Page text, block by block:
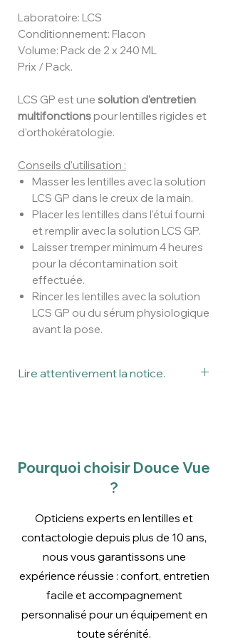
Laboratoire: LCS
Conditionnement: Flacon
Volume: Pack de 2 x 240 ML
Prix / Pack.
LCS GP est une solution d'entretien
multifonctions pour lentilles rigides et
d'orthokératologie.
Conseils d'utilisation :
Masser les lentilles avec la solution
LCS GP dans le creux de la main.
Placer les lentilles dans l'étui fourni
et remplir avec la solution LCS GP.
Laisser tremper minimum 4 heures
pour la décontamination soit
effectuée.
Rincer les lentilles avec la solution
LCS GP ou du sérum physiologique
avant la pose.
Lire attentivement la notice.
Pourquoi choisir Douce Vue
?
Opticiens experts en lentilles et
contactologie depuis plus de 10 ans,
nous vous garantissons une
expérience réussie : confort, entretien
facile et accompagnement
personnalisé pour un équipement en
toute sérénité.